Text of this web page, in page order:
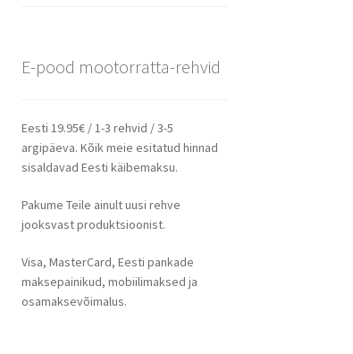
E-pood mootorratta-rehvid
Eesti 19.95€ / 1-3 rehvid / 3-5
argipäeva. Kõik meie esitatud hinnad
sisaldavad Eesti käibemaksu.
Pakume Teile ainult uusi rehve
jooksvast produktsioonist.
Visa, MasterCard, Eesti pankade
maksepainikud, mobiilimaksed ja
osamaksevõimalus.